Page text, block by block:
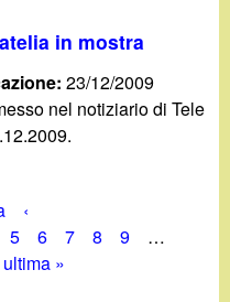
in mostra
23/12/2009
nel notiziario di Tele
‹
5 6 7 8 9
…
ultima »